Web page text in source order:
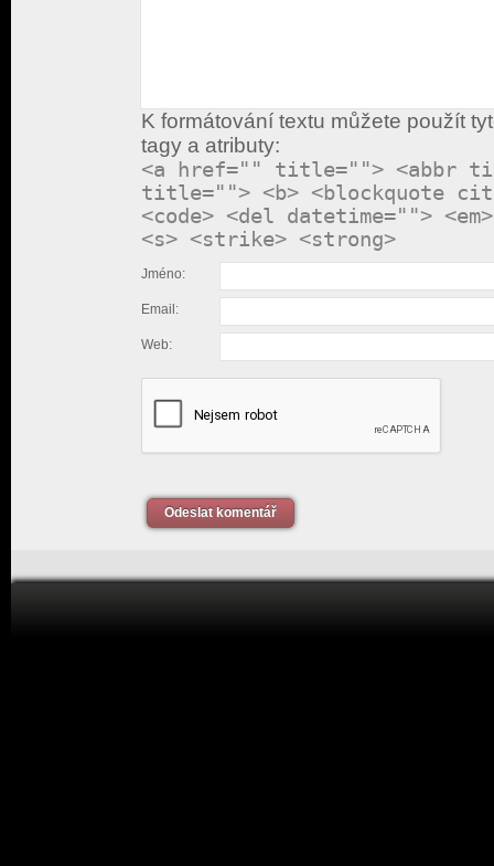
K formátování textu můžete použít
tagy a atributy:
<a href="" title=""> <abbr
title=""> <b> <blockquote
<code> <del datetime="">
<s> <strike> <strong>
Jméno:
Email:
Web:
Odeslat komentář